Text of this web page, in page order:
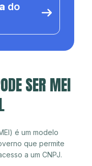
do
SER MEI
é um modelo
que permite
a um CNPJ.